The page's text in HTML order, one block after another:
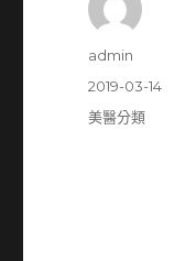
作
admin
發
佈
2019-03-14
分
美醫分類